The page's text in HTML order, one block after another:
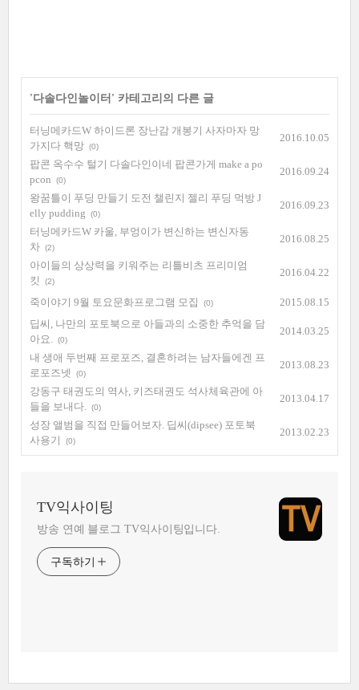
'다솔다인놀이터 ' 카테고리의 다른 글
터닝메카드W 하이드론 장난감 개봉기 사자마자 망
가지다 핵망 (0)
2016.10.05
팝콘 옥수수 털기 다솔다인이네 팝콘가게 make a po
pcon
(0)
2016.09.24
왕꿈틀이 푸딩 만들기 도전 챌린지 젤리 푸딩 먹방 J
elly pudding
(0)
2016.09.23
터닝메카드W 카울, 부엉이가 변신하는 변신자동
차 (2)
2016.08.25
아이들의 상상력을 키워주는 리틀비츠 프리미엄
킷
(2)
2016.04.22
죽이야기 9월 토요문화프로그램 모집 (0)
2015.08.15
딥씨, 나만의 포토북으로 아들과의 소중한 추억을 담
아요.
(0)
2014.03.25
내 생애 두번째 프로포즈, 결혼하려는 남자들에겐 프
로포즈넷
(0)
2013.08.23
강동구 태권도의 역사, 키즈태권도 석사체육관에 아
들을 보내다.
(0)
2013.04.17
성장 앨범을 직접 만들어보자. 딥씨(dipsee) 포토북
사용기
(0)
2013.02.23
TV익사이팅
방송 연예 블로그 TV익사이팅입니다.
구독하기